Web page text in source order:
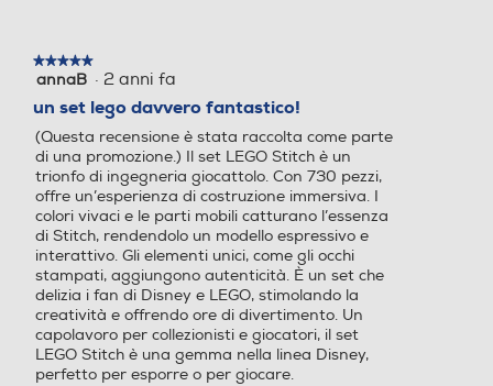
★★★★★
★★★★★
5
5
stelle.
annaB · 2 anni fa
un set lego davvero fantastico!
(Questa recensione è stata raccolta come parte
di una promozione.) Il set LEGO Stitch è un
trionfo di ingegneria giocattolo. Con 730 pezzi,
offre un’esperienza di costruzione immersiva. I
colori vivaci e le parti mobili catturano l’essenza
di Stitch, rendendolo un modello espressivo e
interattivo. Gli elementi unici, come gli occhi
stampati, aggiungono autenticità. È un set che
delizia i fan di Disney e LEGO, stimolando la
creatività e offrendo ore di divertimento. Un
capolavoro per collezionisti e giocatori, il set
LEGO Stitch è una gemma nella linea Disney,
perfetto per esporre o per giocare.